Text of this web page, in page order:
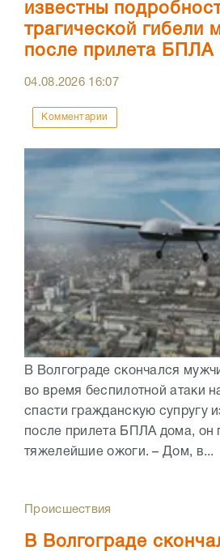
известны
трагической гибели
после прилета БПЛА
04.08.2026 16:07
Комментарии
В Волгограде скончался
во время беспилотной атаки
спасти гражданскую супругу
после прилета БПЛА дома, он
тяжелейшие ожоги. – Дом, в...
Происшествия
В Волгограде